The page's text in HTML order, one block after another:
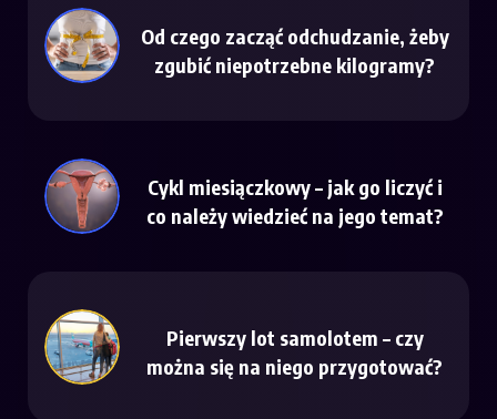
Od czego zacząć odchudzanie, żeby
zgubić niepotrzebne kilogramy?
Cykl miesiączkowy – jak go liczyć i
co należy wiedzieć na jego temat?
Pierwszy lot samolotem – czy
można się na niego przygotować?